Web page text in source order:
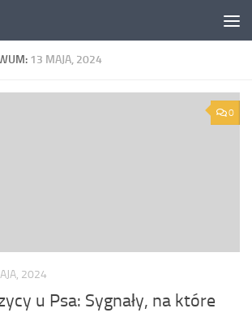
13 MAJA, 2024
0
2024
u Psa: Sygnały, na które